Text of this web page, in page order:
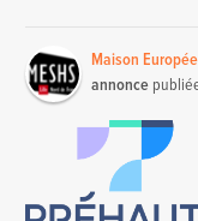
Maison
annonce